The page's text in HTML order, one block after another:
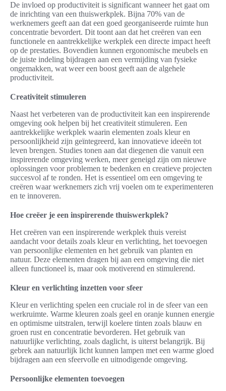
De invloed op productiviteit is significant wanneer het gaat om
de inrichting van een thuiswerkplek. Bijna 70% van de
werknemers geeft aan dat een goed georganiseerde ruimte hun
concentratie bevordert. Dit toont aan dat het creëren van een
functionele en aantrekkelijke werkplek een directe impact heeft
op de prestaties. Bovendien kunnen ergonomische meubels en
de juiste indeling bijdragen aan een vermijding van fysieke
ongemakken, wat weer een boost geeft aan de algehele
productiviteit.
Creativiteit stimuleren
Naast het verbeteren van de productiviteit kan een inspirerende
omgeving ook helpen bij het creativiteit stimuleren. Een
aantrekkelijke werkplek waarin elementen zoals kleur en
persoonlijkheid zijn geïntegreerd, kan innovatieve ideeën tot
leven brengen. Studies tonen aan dat diegenen die vanuit een
inspirerende omgeving werken, meer geneigd zijn om nieuwe
oplossingen voor problemen te bedenken en creatieve projecten
succesvol af te ronden. Het is essentieel om een omgeving te
creëren waar werknemers zich vrij voelen om te experimenteren
en te innoveren.
Hoe creëer je een inspirerende thuiswerkplek?
Het creëren van een inspirerende werkplek thuis vereist
aandacht voor details zoals kleur en verlichting, het toevoegen
van persoonlijke elementen en het gebruik van planten en
natuur. Deze elementen dragen bij aan een omgeving die niet
alleen functioneel is, maar ook motiverend en stimulerend.
Kleur en verlichting inzetten voor sfeer
Kleur en verlichting spelen een cruciale rol in de sfeer van een
werkruimte. Warme kleuren zoals geel en oranje kunnen energie
en optimisme uitstralen, terwijl koelere tinten zoals blauw en
groen rust en concentratie bevorderen. Het gebruik van
natuurlijke verlichting, zoals daglicht, is uiterst belangrijk. Bij
gebrek aan natuurlijk licht kunnen lampen met een warme gloed
bijdragen aan een sfeervolle en uitnodigende omgeving.
Persoonlijke elementen toevoegen